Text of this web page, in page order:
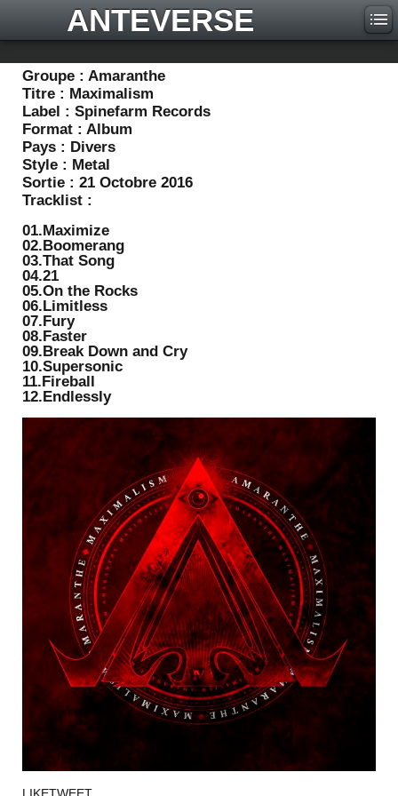
ANTEVERSE
Groupe : Amaranthe
Titre : Maximalism
Label : Spinefarm Records
Format : Album
Pays : Divers
Style : Metal
Sortie : 21 Octobre 2016
Tracklist :
01.Maximize
02.Boomerang
03.That Song
04.21
05.On the Rocks
06.Limitless
07.Fury
08.Faster
09.Break Down and Cry
10.Supersonic
11.Fireball
12.Endlessly